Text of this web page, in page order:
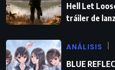
Hell Let
tráiler de
ANÁLISIS
BLUE